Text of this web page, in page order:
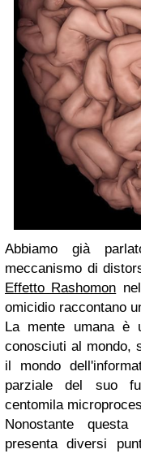
Abbiamo già
meccanismo di
Effetto Rashomon
omicidio raccontano
La mente umana è
conosciuti al mondo,
il mondo
parziale del suo
centomila
Nonostante
presenta diversi